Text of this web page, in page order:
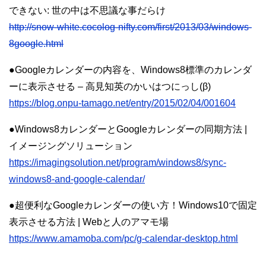
できない: 世の中は不思議な事だらけ
http://snow-white.cocolog-nifty.com/first/2013/03/windows-
8google.html
●Googleカレンダーの内容を、Windows8標準のカレンダ
ーに表示させる – 高見知英のかいはつにっし(β)
https://blog.onpu-tamago.net/entry/2015/02/04/001604
●Windows8カレンダーとGoogleカレンダーの同期方法 |
イメージングソリューション
https://imagingsolution.net/program/windows8/sync-
windows8-and-google-calendar/
●超便利なGoogleカレンダーの使い方！Windows10で固定
表示させる方法 | Webと人のアマモ場
https://www.amamoba.com/pc/g-calendar-desktop.html